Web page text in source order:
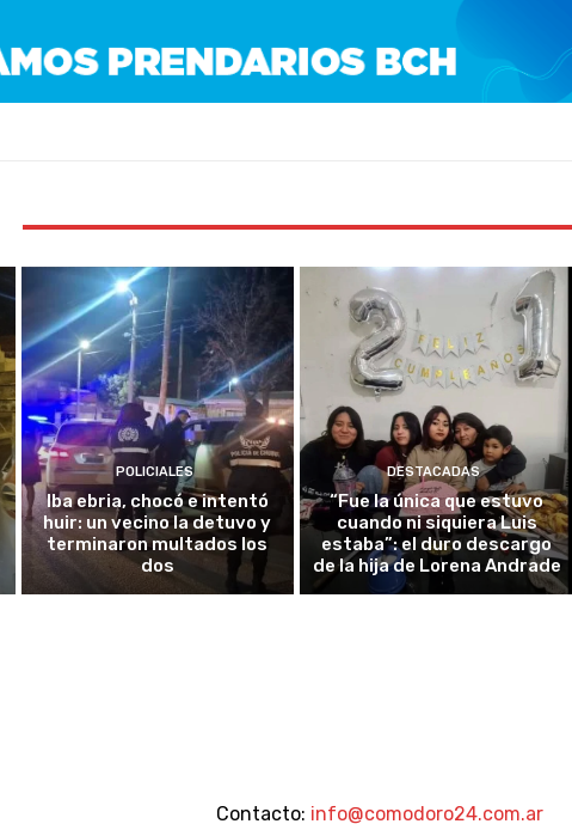
POLICIALES
Iba ebria, chocó e intentó
huir: un vecino la detuvo y
terminaron multados los
dos
DESTACADAS
“Fue la única que estuvo
cuando ni siquiera Luis
estaba”: el duro descargo
de la hija de Lorena Andrade
Contacto: info@comodoro24.com.ar